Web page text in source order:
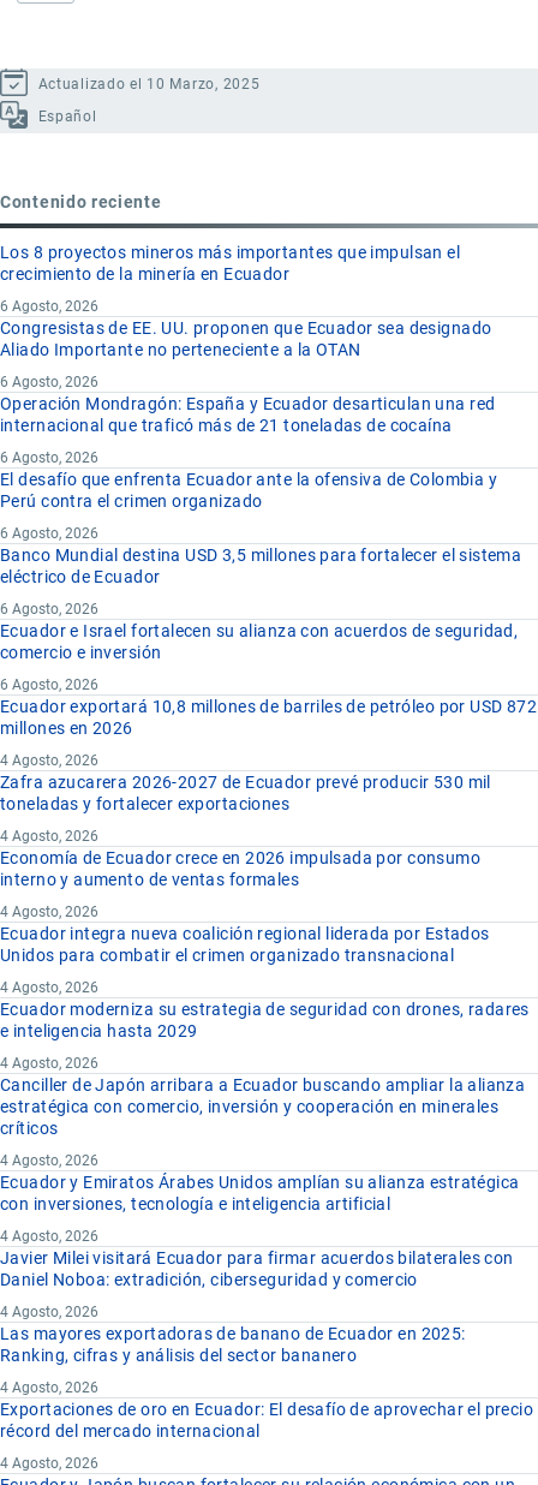
Actualizado el 10 Marzo, 2025
Español
Contenido reciente
Los 8 proyectos mineros más importantes que impulsan el
crecimiento de la minería en Ecuador
6 Agosto, 2026
Congresistas de EE. UU. proponen que Ecuador sea designado
Aliado Importante no perteneciente a la OTAN
6 Agosto, 2026
Operación Mondragón: España y Ecuador desarticulan una red
internacional que traficó más de 21 toneladas de cocaína
6 Agosto, 2026
El desafío que enfrenta Ecuador ante la ofensiva de Colombia y
Perú contra el crimen organizado
6 Agosto, 2026
Banco Mundial destina USD 3,5 millones para fortalecer el sistema
eléctrico de Ecuador
6 Agosto, 2026
Ecuador e Israel fortalecen su alianza con acuerdos de seguridad,
comercio e inversión
6 Agosto, 2026
Ecuador exportará 10,8 millones de barriles de petróleo por USD 872
millones en 2026
4 Agosto, 2026
Zafra azucarera 2026-2027 de Ecuador prevé producir 530 mil
toneladas y fortalecer exportaciones
4 Agosto, 2026
Economía de Ecuador crece en 2026 impulsada por consumo
interno y aumento de ventas formales
4 Agosto, 2026
Ecuador integra nueva coalición regional liderada por Estados
Unidos para combatir el crimen organizado transnacional
4 Agosto, 2026
Ecuador moderniza su estrategia de seguridad con drones, radares
e inteligencia hasta 2029
4 Agosto, 2026
Canciller de Japón arribara a Ecuador buscando ampliar la alianza
estratégica con comercio, inversión y cooperación en minerales
críticos
4 Agosto, 2026
Ecuador y Emiratos Árabes Unidos amplían su alianza estratégica
con inversiones, tecnología e inteligencia artificial
4 Agosto, 2026
Javier Milei visitará Ecuador para firmar acuerdos bilaterales con
Daniel Noboa: extradición, ciberseguridad y comercio
4 Agosto, 2026
Las mayores exportadoras de banano de Ecuador en 2025:
Ranking, cifras y análisis del sector bananero
4 Agosto, 2026
Exportaciones de oro en Ecuador: El desafío de aprovechar el precio
récord del mercado internacional
4 Agosto, 2026